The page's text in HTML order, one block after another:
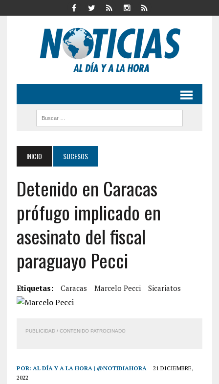
INICIO SUCESOS
Detenido en Caracas
prófugo implicado en
asesinato del fiscal
paraguayo Pecci
Etiquetas: Caracas Marcelo Pecci Sicariatos
PUBLICIDAD / CONTENIDO PATROCINADO
POR: AL DÍA Y A LA HORA | @NOTIDIAHORA
21 DICIEMBRE,
2022